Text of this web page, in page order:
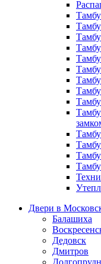
Двери в
Балашиха
Дедовск
Дмитров